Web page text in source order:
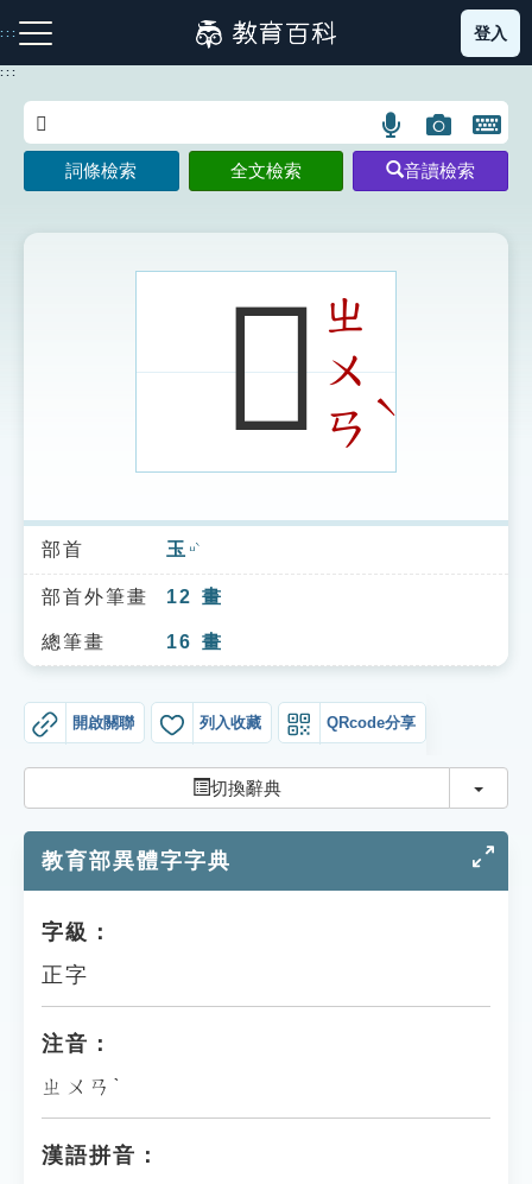
到
主
:::
注音索引圖示 筆畫索引圖示 部首索引表圖示
索引選單
知識索引
單字索引
貓頭鷹博士
登入
:::
語
言
搜
示
圖
片
搜
開
鍵
圖
詞條檢索 全文檢索 音讀檢索
𤩄ㄓ
ㄨ
ㄢ
ˋ
部首 玉 ㄩˋ
部首外筆畫 12 畫
總筆畫 16 畫
開啟關聯 列入收藏 QRcode分享
切換辭典 切換
教育部異體字字典
字級：
正字
注音：
ㄓㄨㄢˋ
漢語拼音：